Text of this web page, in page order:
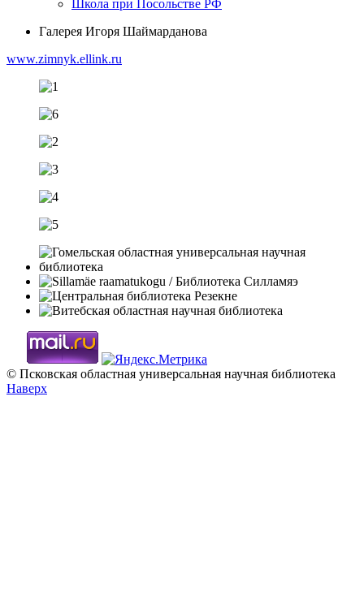
Школа при Посольстве РФ
Галерея Игоря Шаймарданова
www.zimnyk.ellink.ru
© Псковская областная универсальная научная библиотека
Наверх